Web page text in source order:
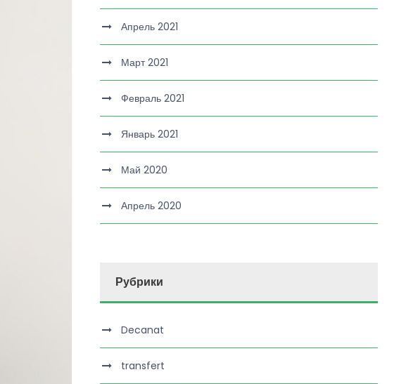
Апрель 2021
Март 2021
Февраль 2021
Январь 2021
Май 2020
Апрель 2020
Рубрики
Decanat
transfert